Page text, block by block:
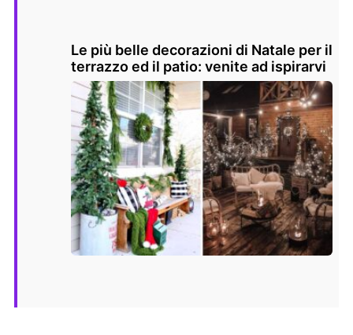
Le più belle decorazioni di Natale per il
terrazzo ed il patio: venite ad ispirarvi